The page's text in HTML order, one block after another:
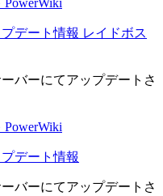
デート情報 レイドボス
バーにてアップデートさ
デート情報
バーにてアップデートさ